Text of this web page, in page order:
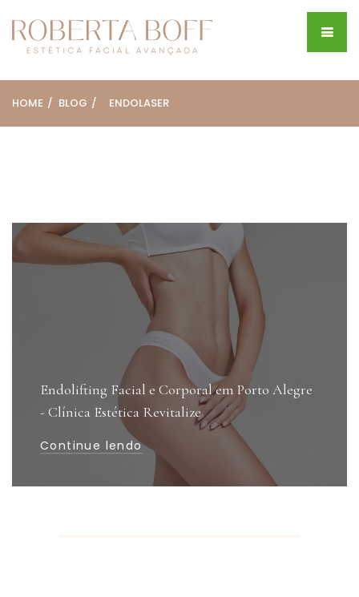
HOME BLOG ENDOLASER
Endolifting Facial e Corporal em Porto Alegre
- Clínica Estética Revitalize
Continue lendo